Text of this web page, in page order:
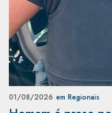
01/08/2026 em Regionais